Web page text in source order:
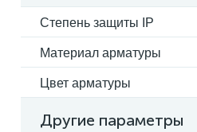
Степень защиты IP
Материал арматуры
Цвет арматуры
Другие параметры